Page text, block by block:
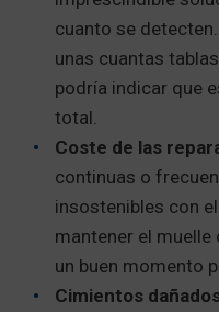
cuanto se
unas cuantas
podría indicar que
total.
Coste de las
continuas o
insostenibles con
mantener el
un buen momento
Cimientos